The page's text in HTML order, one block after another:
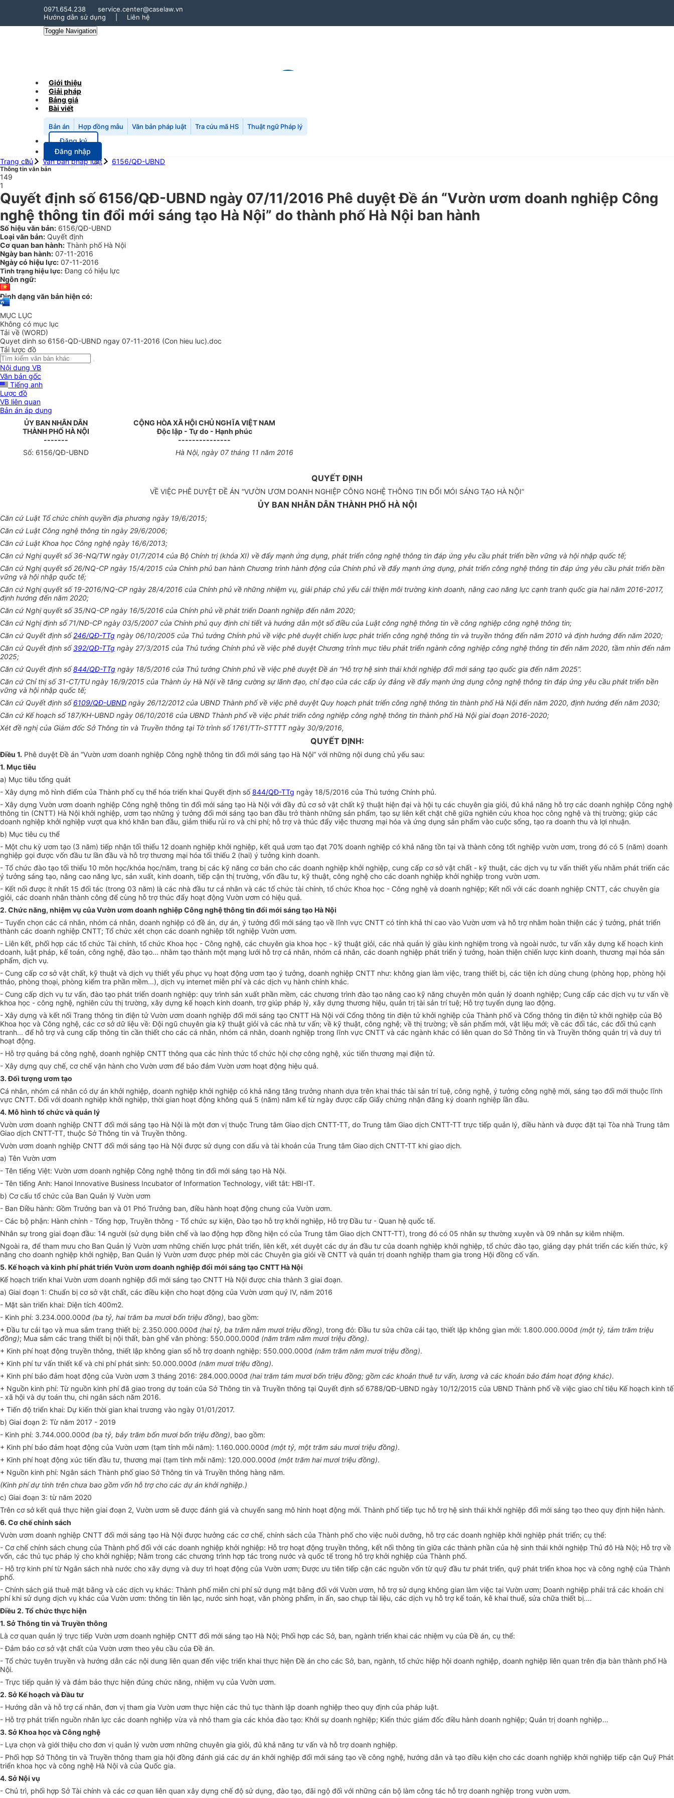
0971.654.238
service.center@caselaw.vn
Hướng dẫn sử dụng
Liên hệ
Toggle Navigation
Giới thiệu
Giải pháp
Bảng giá
Bài viết
Bản án Hợp đồng mẫu Văn bản pháp luật Tra cứu mã HS Thuật ngữ Pháp lý
Đăng ký
Đăng nhập
Trang chủ
Văn bản pháp luật 6156/QĐ-UBND
Thông tin văn bản
149
1
Quyết định số 6156/QĐ-UBND ngày 07/11/2016 Phê duyệt Đề án “Vườn ươm doanh nghiệp Công
nghệ thông tin đổi mới sáng tạo Hà Nội” do thành phố Hà Nội ban hành
Số hiệu văn bản: 6156/QĐ-UBND
Loại văn bản: Quyết định
Cơ quan ban hành: Thành phố Hà Nội
Ngày ban hành: 07-11-2016
Ngày có hiệu lực: 07-11-2016
Tình trạng hiệu lực: Đang có hiệu lực
Ngôn ngữ:
Định dạng văn bản hiện có:
MỤC LỤC
Không có mục lục
Tải về (WORD)
Quyet dinh so 6156-QD-UBND ngay 07-11-2016 (Con hieu luc).doc
Tải lược đồ
Nội dung VB
Văn bản gốc
Tiếng anh
Lược đồ
VB liên quan
Bản án áp dụng
ỦY BAN NHÂN DÂN
THÀNH PHỐ HÀ NỘI
-------
CỘNG HÒA XÃ HỘI CHỦ NGHĨA VIỆT NAM
Độc lập - Tự do - Hạnh phúc
---------------
Số: 6156/QĐ-UBND Hà Nội, ngày 07tháng 11 năm 2016
QUYẾT ĐỊNH
VỀ VIỆC PHÊ DUYỆT ĐỀ ÁN “VƯỜN ƯƠM DOANH NGHIỆP CÔNG NGHỆ THÔNG TIN ĐỔI MÓI SÁNG TẠO HÀ NỘI”
ỦY BAN NHÂN DÂN THÀNH PHỐ HÀ NỘI
Căn cứ Luật Tổ chức chính quyền địa phương ngày 19/6/2015;
Căn cứ Luật Công nghệ thông tin ngày 29/6/2006;
Căn cứ Luật Khoa học Công nghệ ngày 16/6/2013;
Căn cứ Nghị quyết số 36-NQ/TW ngày 01/7/2014 của Bộ Chính trị (khóa XI) về đẩy mạnh ứng dụng, phát triển công nghệ thông tin đáp ứng yêu cầu phát triển bền vững và hội nhập quốc tế;
Căn cứ Nghị quyết số 26/NQ-CP ngày 15/4/2015 của Chính phủ ban hành Chương trình hành động của Chính phủ về đẩy mạnh ứng dụng, phát triển công nghệ thông tin đáp ứng yêu cầu phát triển bền
vững và hội nhập quốc tế;
Căn cứ Nghị quyết số 19-2016/NQ-CP ngày 28/4/2016 của Chính phủ về những nhiệm vụ, giải pháp chủ yếu cải thiện môi trường kinh doanh, nâng cao năng lực cạnh tranh quốc gia hai năm 2016-2017,
định hướng đến năm 2020;
Căn cứ Nghị quyết số 35/NQ-CP ngày 16/5/2016 của Chính phủ về phát triển Doanh nghiệp đến năm 2020;
Căn cứ Nghị định số 71/NĐ-CP ngày 03/5/2007 của Chính phủ quy định chi tiết và hướng dẫn một số điều của Luật công nghệ thông tin về công nghiệp công nghệ thông tin;
Căn cứ Quyết định số246/QĐ-TTg ngày 06/10/2005 của Thủ tướng Chính phủ về việc phê duyệt chiến lược phát triển công nghệ thông tin và truyền thông đến năm 2010 và định hướng đến năm 2020;
Căn cứ Quyết định số392/QĐ-TTg ngày 27/3/2015 của Thủ tướng Chính phủ về việc phê duyệt Chương trình mục tiêu phát triển ngành công nghiệp công nghệ thông tin đến năm 2020, tầm nhìn đến năm
2025;
Căn cứ Quyết định số844/QĐ-TTg ngày 18/5/2016 của Thủ tướng Chính phủ về việc phê duyệt Đề án “Hỗ trợ hệ sinh thái khởi nghiệp đổi mới sáng tạo quốc gia đến năm 2025”.
Căn cứ Chỉ thị số 31-CT/TU ngày 16/9/2015 của Thành ủy Hà Nội về tăng cường sự lãnh đạo, chỉ đạo của các cấp ủy đảng về đẩy mạnh ứng dụng công nghệ thông tin đáp ứng yêu cầu phát triển bền
vững và hội nhập quốc tế;
Căn cứ Quyết định số6109/QĐ-UBND ngày 26/12/2012 của UBND Thành phố về việc phê duyệt Quy hoạch phát triển công nghệ thông tin thành phố Hà Nội đến năm 2020, định hướng đến năm 2030;
Căn cứ Kế hoạch số 187/KH-UBND ngày 06/10/2016 của UBND Thành phố về việc phát triển công nghiệp công nghệ thông tin thành phốHà Nội giai đoạn 2016-2020;
Xét đề nghị của Giám đốc Sở Thông tin và Truyền thông tại Tờ trình số 1761/TTr-STTTT ngày 30/9/2016,
QUYẾT ĐỊNH:
Điều 1. Phê duyệt Đề án “Vườn ươm doanh nghiệp Công nghệ thông tin đổi mới sáng tạo Hà Nội” với những nội dung chủ yếu sau:
1. Mục tiêu
a) Mục tiêu tổng quát
- Xây dựng mô hình điểm của Thành phố cụ thể hóa triển khai Quyết định số844/QĐ-TTg ngày 18/5/2016 của Thủ tướng Chính phủ.
- Xây dựng Vườn ươm doanh nghiệp Công nghệ thông tin đổi mới sáng tạo Hà Nội với đầy đủ cơ sở vật chất kỹ thuật hiện đại và hội tụ các chuyên gia giỏi, đủ khả năng hỗ trợ các doanh nghiệp Công nghệ
thông tin (CNTT) Hà Nội khởi nghiệp, ươm tạo những ý tưởng đổi mới sáng tạo ban đầu trở thành những sản phẩm, tạo sự liên kết chặt chẽ giữa nghiên cứu khoa học công nghệ và thị trường; giúp các
doanh nghiệp khởi nghiệp vượt qua khó khăn ban đầu, giảm thiểu rủi ro và chi phí; hỗ trợ và thúc đẩy việc thương mại hóa và ứng dụng sản phẩm vào cuộc sống, tạo ra doanh thu và lợi nhuận.
b) Mục tiêu cụ thể
- Một chu kỳ ươm tạo (3 năm) tiếp nhận tối thiểu 12 doanh nghiệp khởi nghiệp, kết quả ươm tạo đạt 70% doanh nghiệp có khả năng tồn tại và thành công tốt nghiệp vườn ươm, trong đó có 5 (năm) doanh
nghiệp gọi được vốn đầu tư lần đầu và hỗ trợ thương mại hóa tối thiểu 2 (hai) ý tưởng kinh doanh.
- Tổ chức đào tạo tối thiểu 10 môn học/khóa học/năm, trang bị các kỹ năng cơ bản cho các doanh nghiệp khởi nghiệp, cung cấp cơ sở vật chất - kỹ thuật, các dịch vụ tư vấn thiết yếu nhằm phát triển các
ý tưởng sáng tạo, nâng cao năng lực, sản xuất, kinh doanh, tiếp cận thị trường, vốn đầu tư, kỹ thuật, công nghệ cho các doanh nghiệp khởi nghiệp trong vườn ươm.
- Kết nối được ít nhất 15 đối tác (trong 03 năm) là các nhà đầu tư cá nhân và các tổ chức tài chính, tổ chức Khoa học - Công nghệ và doanh nghiệp; Kết nối với các doanh nghiệp CNTT, các chuyên gia
giỏi, các doanh nhân thành công để cùng hỗ trợ thúc đẩy hoạt động Vườn ươm có hiệu quả.
2. Chức năng, nhiệm vụ của Vườn ươm doanh nghiệp Công nghệ thông tin đổi mới sáng tạo Hà Nội
- Tuyển chọn các cá nhân, nhóm cá nhân, doanh nghiệp có đề án, dự án, ý tưởng đổi mới sáng tạo về lĩnh vực CNTT có tính khả thi cao vào Vườn ươm và hỗ trợ nhằm hoàn thiện các ý tưởng, phát triển
thành các doanh nghiệp CNTT; Tổ chức xét chọn các doanh nghiệp tốt nghiệp Vườn ươm.
- Liên kết, phối hợp các tổ chức Tài chính, tổ chức Khoa học - Công nghệ, các chuyên gia khoa học - kỹ thuật giỏi, các nhà quản lý giàu kinh nghiệm trong và ngoài nước, tư vấn xây dựng kế hoạch kinh
doanh, luật pháp, kế toán, công nghệ, đào tạo... nhằm tạo thành một mạng lưới hỗ trợ cá nhân, nhóm cá nhân, các doanh nghiệp phát triển ý tưởng, hoàn thiện chiến lược kinh doanh, thương mại hóa sản
phẩm, dịch vụ.
- Cung cấp cơ sở vật chất, kỹ thuật và dịch vụ thiết yếu phục vụ hoạt động ươm tạo ý tưởng, doanh nghiệp CNTT như: không gian làm việc, trang thiết bị, các tiện ích dùng chung (phòng họp, phòng hội
thảo, phòng thoại, phòng kiểm tra phần mềm...), dịch vụ internet miễn phí và các dịch vụ hành chính khác.
- Cung cấp dịch vụ tư vấn, đào tạo phát triển doanh nghiệp: quy trình sản xuất phần mềm, các chương trình đào tạo nâng cao kỹ năng chuyên môn quản lý doanh nghiệp; Cung cấp các dịch vụ tư vấn về
khoa học - công nghệ, nghiên cứu thị trường, xây dựng kế hoạch kinh doanh, trợ giúp pháp lý, xây dựng thương hiệu, quản trị tài sản trí tuệ; Hỗ trợ tuyển dụng lao động.
- Xây dựng và kết nối Trang thông tin điện tử Vườn ươm doanh nghiệp đổi mới sáng tạo CNTT Hà Nội với Cổng thông tin điện tử khởi nghiệp của Thành phố và Cổng thông tin điện tử khởi nghiệp của Bộ
Khoa học và Công nghệ, các cơ sở dữ liệu về: Đội ngũ chuyên gia kỹ thuật giỏi và các nhà tư vấn; về kỹ thuật, công nghệ; về thị trường; về sản phẩm mới, vật liệu mới; về các đối tác, các đối thủ cạnh
tranh... để hỗ trợ và cung cấp thông tin cần thiết cho các cá nhân, nhóm cá nhân, doanh nghiệp trong lĩnh vực CNTT và các ngành khác có liên quan do Sở Thông tin và Truyền thông quản trị và duy trì
hoạt động.
- Hỗ trợ quảng bá công nghệ, doanh nghiệp CNTT thông qua các hình thức tổ chức hội chợ công nghệ, xúc tiến thương mại điện tử.
- Xây dựng quy chế, cơ chế vận hành cho Vườn ươm để bảo đảm Vườn ươm hoạt động hiệu quả.
3. Đối tượng ươm tạo
Cá nhân, nhóm cá nhân có dự án khởi nghiệp, doanh nghiệp khởi nghiệp có khả năng tăng trưởng nhanh dựa trên khai thác tài sản trí tuệ, công nghệ, ý tưởng công nghệ mới, sáng tạo đổi mới thuộc lĩnh
vực CNTT. Đối với doanh nghiệp khởi nghiệp, thời gian hoạt động không quá 5 (năm) năm kể từ ngày được cấp Giấy chứng nhận đăng ký doanh nghiệp lần đầu.
4. Mô hình tổ chức và quản lý
Vườn ươm doanh nghiệp CNTT đổi mới sáng tạo Hà Nội là một đơn vị thuộc Trung tâm Giao dịch CNTT-TT, do Trung tâm Giao dịch CNTT-TT trực tiếp quản lý, điều hành và được đặt tại Tòa nhà Trung tâm
Giao dịch CNTT-TT, thuộc Sở Thông tin và Truyền thông.
Vườn ươm doanh nghiệp CNTT đổi mới sáng tạo Hà Nội được sử dụng con dấu và tài khoản của Trung tâm Giao dịch CNTT-TT khi giao dịch.
a) Tên Vườn ươm
- Tên tiếng Việt: Vườn ươm doanh nghiệp Công nghệ thông tin đổi mới sáng tạo Hà Nội.
- Tên tiếng Anh: Hanoi Innovative Business Incubator of Information Technology, viết tắt: HBI-IT.
b) Cơ cấu tổ chức của Ban Quản lý Vườn ươm
- Ban Điều hành: Gồm Trưởng ban và 01 Phó Trưởng ban, điều hành hoạt động chung của Vườn ươm.
- Các bộ phận: Hành chính - Tổng hợp, Truyền thông - Tổ chức sự kiện, Đào tạo hỗ trợ khởi nghiệp, Hỗ trợ Đầu tư - Quan hệ quốc tế.
Nhân sự trong giai đoạn đầu: 14 người (sử dụng biên chế và lao động hợp đồng hiện có của Trung tâm Giao dịch CNTT-TT), trong đó có 05 nhân sự thường xuyên và 09 nhân sự kiêm nhiệm.
Ngoài ra, để tham mưu cho Ban Quản lý Vườn ươm những chiến lược phát triển, liên kết, xét duyệt các dự án đầu tư của doanh nghiệp khởi nghiệp, tổ chức đào tạo, giảng dạy phát triển các kiến thức, kỹ
năng cho doanh nghiệp khởi nghiệp, Ban Quản lý Vườn ươm được phép mời các Chuyên gia giỏi về CNTT và quản trị doanh nghiệp tham gia trong Hội đồng cố vấn.
5. Kế hoạch và kinh phí phát triển Vườn ươm doanh nghiệp đổi mới sáng tạo CNTT Hà Nội
Kế hoạch triển khai Vườn ươm doanh nghiệp đổi mới sáng tạo CNTT Hà Nội được chia thành 3 giai đoạn.
a) Giai đoạn 1: Chuẩn bị cơ sở vật chất, các điều kiện cho hoạt động của Vườn ươm quý IV, năm 2016
- Mặt sàn triển khai: Diện tích 400m2.
- Kinh phí: 3.234.000.000đ (ba tỷ, hai trăm ba mươi bốn triệu đồng), bao gồm:
+ Đầu tư cải tạo và mua sắm trang thiết bị: 2.350.000.000đ (hai tỷ, ba trăm năm mươi triệu đồng), trong đó: Đầu tư sửa chữa cải tạo, thiết lập không gian mới: 1.800.000.000đ (một tỷ, tám trăm triệu
đồng); Mua sắm các trang thiết bị nội thất, bàn ghế văn phòng: 550.000.000đ (năm trăm năm mươi triệu đồng).
+ Kinh phí hoạt động truyền thông, thiết lập không gian số hỗ trợ doanh nghiệp: 550.000.000đ (năm trăm năm mươi triệu đồng).
+ Kinh phí tư vấn thiết kế và chi phí phát sinh: 50.000.000đ (năm mươi triệu đồng).
+ Kinh phí bảo đảm hoạt động của Vườn ươm 3 tháng 2016: 284.000.000đ (hai trăm tám mươi bốn triệu đồng; gồm các khoản thuê tư vấn, lương và các khoản bảo đảm hoạt động khác).
+ Nguồn kinh phí: Từ nguồn kinh phí đã giao trong dự toán của Sở Thông tin và Truyền thông tại Quyết định số 6788/QĐ-UBND ngày 10/12/2015 của UBND Thành phố về việc giao chỉ tiêu Kế hoạch kinh tế
- xã hội và dự toán thu, chi ngân sách năm 2016.
+ Tiến độ triển khai: Dự kiến thời gian khai trương vào ngày 01/01/2017.
b) Giai đoạn 2: Từ năm 2017 - 2019
- Kinh phí: 3.744.000.000đ (ba tỷ, bảy trăm bốn mươi bốn triệu đồng), bao gồm:
+ Kinh phí bảo đảm hoạt động của Vườn ươm (tạm tính mỗi năm): 1.160.000.000đ (một tỷ, một trăm sáu mươi triệu đồng).
+ Kinh phí hoạt động xúc tiến đầu tư, thương mại (tạm tính mỗi năm): 120.000.000đ (một trăm hai mươi triệu đồng).
+ Nguồn kinh phí: Ngân sách Thành phốgiao Sở Thông tin và Truyền thông hàng năm.
(Kinh phí dự tính trên chưa bao gồm vốn hỗ trợ cho các dự án khởi nghiệp.)
c) Giai đoạn 3: từ năm 2020
Trên cơ sở kết quả thực hiện giai đoạn 2, Vườn ươm sẽ được đánh giá và chuyển sang mô hình hoạt động mới. Thành phố tiếp tục hỗ trợ hệ sinh thái khởi nghiệp đổi mới sáng tạo theo quy định hiện hành.
6. Cơchế chính sách
Vườn ươm doanh nghiệp CNTT đổi mới sáng tạo Hà Nội được hưởng các cơ chế, chính sách của Thành phố cho việc nuôi dưỡng, hỗ trợ các doanh nghiệp khởi nghiệp phát triển; cụ thể:
- Cơ chế chính sách chung của Thành phố đối với các doanh nghiệp khởi nghiệp: Hỗ trợ hoạt động truyền thông, kết nối thông tin giữa các thành phần của hệ sinh thái khởi nghiệp Thủ đô Hà Nội; Hỗ trợ về
vốn, các thủ tục pháp lý cho khởi nghiệp; Nằm trong các chương trình hợp tác trong nước và quốc tế trong hỗ trợ khởi nghiệp của Thành phố.
- Hỗ trợ kinh phí từ Ngân sách nhà nước cho xây dựng và duy trì hoạt động của Vườn ươm; Được ưu tiên tiếp cận các nguồn vốn từ quỹ đầu tư phát triển, quỹ phát triển khoa học và công nghệ của Thành
phố.
- Chính sách giá thuê mặt bằng và các dịch vụ khác: Thành phố miễn chi phí sử dụng mặt bằng đối với Vườn ươm, hỗ trợ sử dụng không gian làm việc tại Vườn ươm; Doanh nghiệp phải trả các khoản chi
phí khi sử dụng dịch vụ khác của Vườn ươm: thông tin liên lạc, nước sinh hoạt, văn phòng phẩm, in ấn, sao chụp tài liệu, các dịch vụ hỗ trợkế toán, kê khai thuế, sửa chữa thiết bị....
Điều 2. Tổ chức thực hiện
1. SởThông tin và Truyền thông
Là cơ quan quản lý trực tiếp Vườn ươm doanh nghiệp CNTT đổi mới sáng tạo Hà Nội; Phối hợp các Sở, ban, ngành triển khai các nhiệm vụ củaĐề án, cụ thể:
- Đảm bảo cơ sở vật chất của Vườn ươm theo yêu cầu của Đề án.
- Tổ chức tuyên truyền và hướng dẫn các nội dung liên quan đến việc triển khai thực hiện Đề án cho các Sở, ban, ngành, tổ chức hiệp hội doanh nghiệp, doanh nghiệp liên quan trên địa bàn thành phố Hà
Nội.
- Trực tiếp quản lý và đảm bảo thực hiện đúng chức năng, nhiệm vụ của Vườn ươm.
2. SởKế hoạch và Đầu tư
- Hướng dẫn và hỗ trợ cá nhân, đơn vị tham gia Vườn ươm thực hiện các thủ tục thành lập doanh nghiệp theo quy định của pháp luật.
- Hỗ trợ phát triển nguồn nhân lực các doanh nghiệp vừa và nhỏ tham gia các khóa đào tạo: Khởi sự doanh nghiệp; Kiến thức giám đốc điều hành doanh nghiệp; Quản trị doanh nghiệp...
3. SởKhoa học và Công nghệ
- Lựa chọn và giới thiệu cho đơn vị quản lý vườn ươm những chuyên gia giỏi, đủ khả năng tư vấn và hỗ trợ doanh nghiệp.
- Phối hợp Sở Thông tin và Truyền thông tham gia hội đồng đánh giá các dự án khởi nghiệp đổi mới sáng tạo về công nghệ, hướng dẫn và tạo điều kiện cho các doanh nghiệp khởi nghiệp tiếp cận Quỹ Phát
triển khoa học và công nghệ Hà Nội và của Quốc gia.
4. SởNội vụ
- Chủ trì, phối hợp Sở Tài chính và các cơ quan liên quan xây dựng chế độ sử dụng, đào tạo, đãi ngộ đối với những cán bộ làm công tác hỗ trợ doanh nghiệp trong vườn ươm.